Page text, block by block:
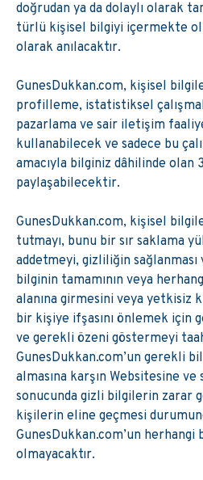
doğrudan ya da dolaylı olarak
türlü kişisel bilgiyi içermekte
olarak anılacaktır.
GunesDukkan.com, kişisel
profilleme, istatistiksel
pazarlama ve sair iletişim
kullanabilecek ve sadece bu
amacıyla bilginiz dâhilinde olan
paylaşabilecektir.
GunesDukkan.com, kişisel
tutmayı, bunu bir sır saklama
addetmeyi, gizliliğin
bilginin tamamının veya
alanına girmesini veya yetkisiz
bir kişiye ifşasını önlemek için
ve gerekli özeni göstermeyi
GunesDukkan.com’un gerekli
almasına karşın Websitesine ve
sonucunda gizli bilgilerin zarar
kişilerin eline geçmesi
GunesDukkan.com’un
olmayacaktır.